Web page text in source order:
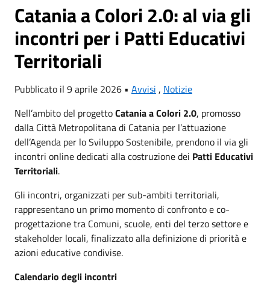
Catania a Colori 2.0: al via gli
incontri per i Patti Educativi
Territoriali
Pubblicato il 9 aprile 2026 • Avvisi , Notizie
Nell’ambito del progettoCatania a Colori 2.0, promosso
dalla Città Metropolitana di Catania per l’attuazione
dell’Agenda per lo Sviluppo Sostenibile, prendono il via gli
incontri online dedicati alla costruzione dei Patti Educativi
Territoriali.
Gli incontri, organizzati per sub-ambiti territoriali,
rappresentano un primo momento di confronto e co-
progettazione tra Comuni, scuole, enti del terzo settore e
stakeholder locali, finalizzato alla definizione di priorità e
azioni educative condivise.
Calendario degli incontri